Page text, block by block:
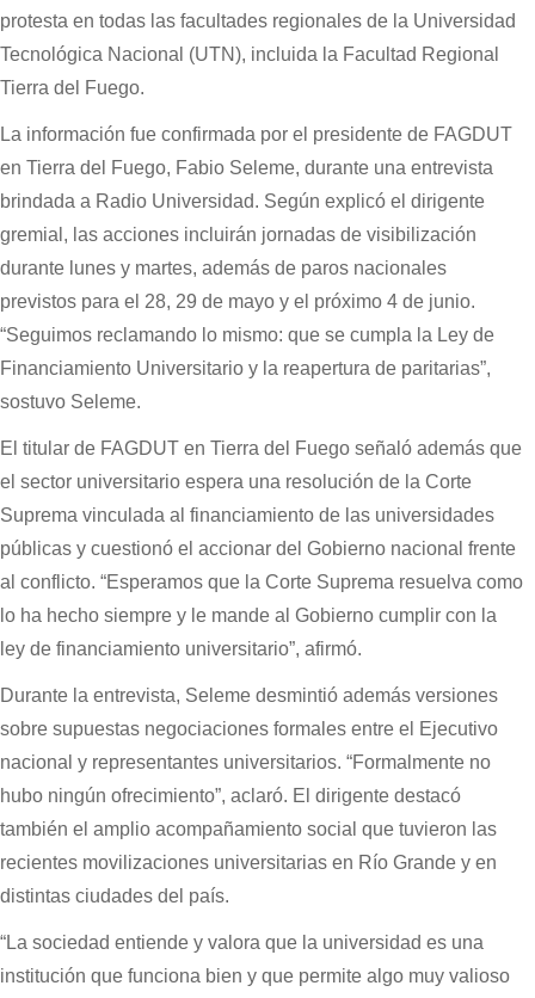
protesta en todas las facultades regionales de la Universidad
Tecnológica Nacional (UTN), incluida la Facultad Regional
Tierra del Fuego.
La información fue confirmada por el presidente de FAGDUT
en Tierra del Fuego, Fabio Seleme, durante una entrevista
brindada a Radio Universidad. Según explicó el dirigente
gremial, las acciones incluirán jornadas de visibilización
durante lunes y martes, además de paros nacionales
previstos para el 28, 29 de mayo y el próximo 4 de junio.
“Seguimos reclamando lo mismo: que se cumpla la Ley de
Financiamiento Universitario y la reapertura de paritarias”,
sostuvo Seleme.
El titular de FAGDUT en Tierra del Fuego señaló además que
el sector universitario espera una resolución de la Corte
Suprema vinculada al financiamiento de las universidades
públicas y cuestionó el accionar del Gobierno nacional frente
al conflicto. “Esperamos que la Corte Suprema resuelva como
lo ha hecho siempre y le mande al Gobierno cumplir con la
ley de financiamiento universitario”, afirmó.
Durante la entrevista, Seleme desmintió además versiones
sobre supuestas negociaciones formales entre el Ejecutivo
nacional y representantes universitarios. “Formalmente no
hubo ningún ofrecimiento”, aclaró. El dirigente destacó
también el amplio acompañamiento social que tuvieron las
recientes movilizaciones universitarias en Río Grande y en
distintas ciudades del país.
“La sociedad entiende y valora que la universidad es una
institución que funciona bien y que permite algo muy valioso